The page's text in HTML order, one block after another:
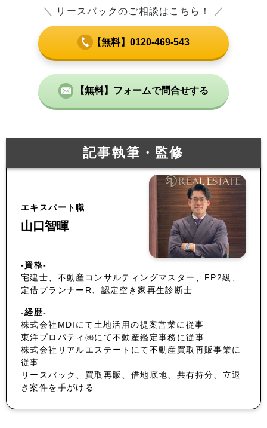
＼ リースバックのご相談はこちら！ ／
【無料】0120-469-543
【無料】フォームで問合せする
記事執筆・監修
エキスパート職
山口智暉
-資格-
宅建士、不動産コンサルティングマスター、FP2級、
定借プランナーR、認定空き家再生診断士
-経歴-
株式会社MDIにて土地活用の提案営業に従事
東洋プロパティ㈱にて不動産鑑定事務に従事
株式会社リアルエステートにて不動産買取再販事業に
従事
リースバック、買取再販、借地底地、共有持分、立退
き案件を手がける